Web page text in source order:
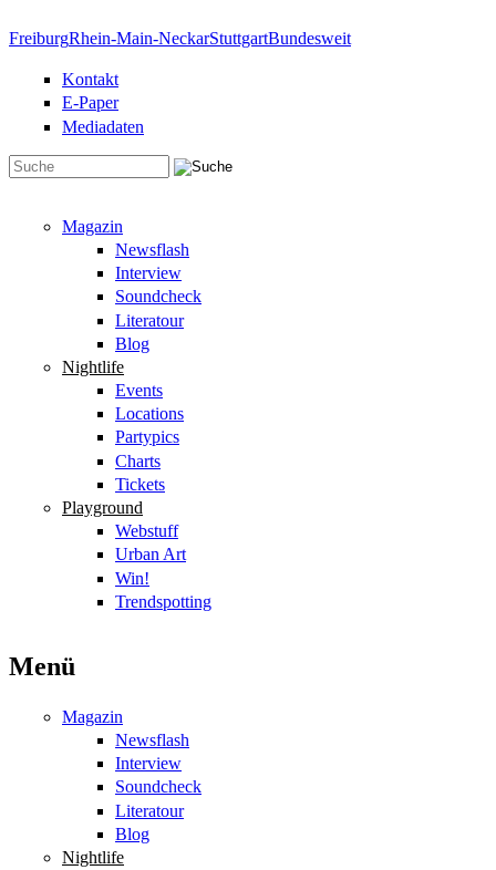
FreiburgRhein-Main-NeckarStuttgartBundesweit
Kontakt
E-Paper
Mediadaten
Magazin
Newsflash
Interview
Soundcheck
Literatour
Blog
Nightlife
Events
Locations
Partypics
Charts
Tickets
Playground
Webstuff
Urban Art
Win!
Trendspotting
Menü
Magazin
Newsflash
Interview
Soundcheck
Literatour
Blog
Nightlife